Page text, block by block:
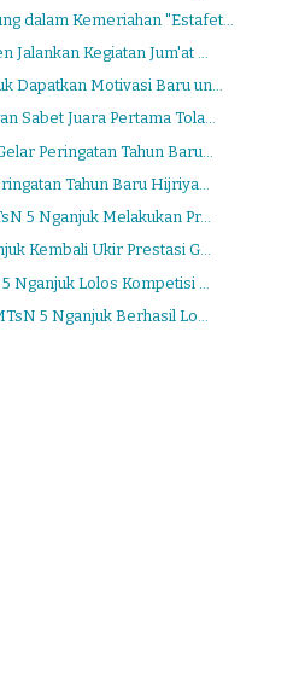
dalam Kemeriahan "Estafet...
Kegiatan Jum'at ...
Dapatkan Motivasi Baru un...
Sabet Juara Pertama Tola...
Peringatan Tahun Baru...
Tahun Baru Hijriya...
5 Nganjuk Melakukan Pr...
Kembali Ukir Prestasi G...
Nganjuk Lolos Kompetisi ...
5 Nganjuk Berhasil Lo...